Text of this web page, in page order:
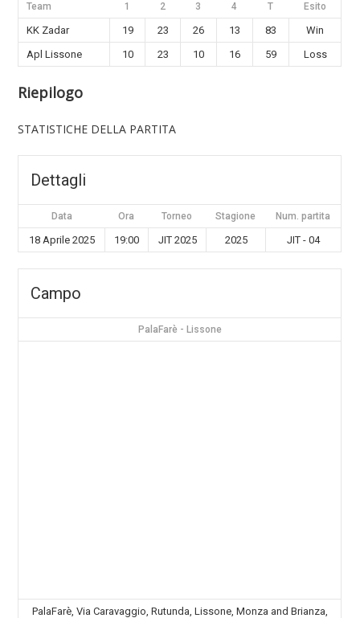
Team 1 2 3 4 T Esito
KK Zadar 19 23 26 13 83
Win
Apl Lissone
10 23 10 16 59 Loss
Riepilogo
STATISTICHE DELLA PARTITA
Dettagli
Data Ora Torneo Stagione Num. partita
18 Aprile 2025 19:00 JIT 2025 2025 JIT - 04
Campo
PalaFarè - Lissone
PalaFarè, Via Caravaggio, Rutunda, Lissone, Monza and Brianza,